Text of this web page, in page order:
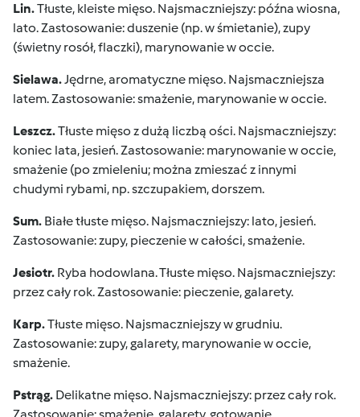
Lin.Tłuste, kleiste mięso. Najsmaczniejszy: późna wiosna,
lato. Zastosowanie: duszenie (np. w śmietanie), zupy
(świetny rosół, flaczki), marynowanie w occie.
Sielawa.Jędrne, aromatyczne mięso. Najsmaczniejsza
latem. Zastosowanie: smażenie, marynowanie w occie.
Leszcz.Tłuste mięso z dużą liczbą ości. Najsmaczniejszy:
koniec lata, jesień. Zastosowanie: marynowanie w occie,
smażenie (po zmieleniu; można zmieszać z innymi
chudymi rybami, np. szczupakiem, dorszem.
Sum. Białe tłuste mięso. Najsmaczniejszy: lato, jesień.
Zastosowanie: zupy, pieczenie w całości, smażenie.
Jesiotr. Ryba hodowlana. Tłuste mięso. Najsmaczniejszy:
przez cały rok. Zastosowanie: pieczenie, galarety.
Karp.Tłuste mięso. Najsmaczniejszy w grudniu.
Zastosowanie: zupy, galarety, marynowanie w occie,
smażenie.
Pstrąg. Delikatne mięso. Najsmaczniejszy: przez cały rok.